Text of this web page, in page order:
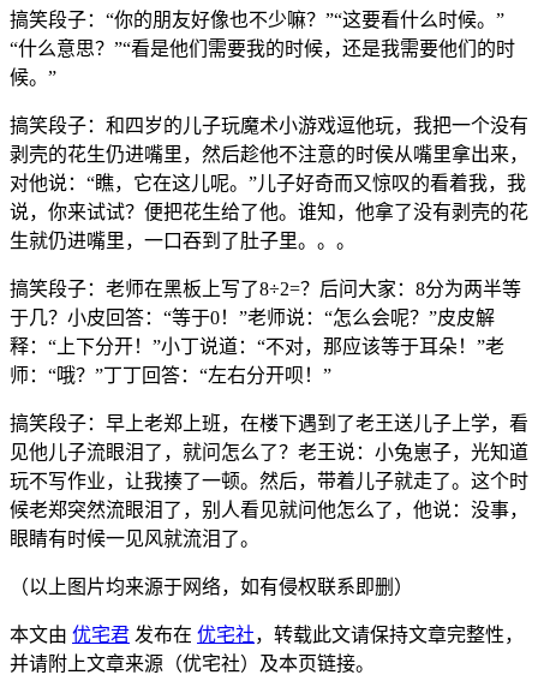
搞笑段子：“你的朋友好像也不少嘛？”“这要看什么时候。”
“什么意思？”“看是他们需要我的时候，还是我需要他们的时
候。”
搞笑段子：和四岁的儿子玩魔术小游戏逗他玩，我把一个没有
剥壳的花生仍进嘴里，然后趁他不注意的时侯从嘴里拿出来，
对他说：“瞧，它在这儿呢。”儿子好奇而又惊叹的看着我，我
说，你来试试？便把花生给了他。谁知，他拿了没有剥壳的花
生就仍进嘴里，一口吞到了肚子里。。。
搞笑段子：老师在黑板上写了8÷2=？后问大家：8分为两半等
于几？小皮回答：“等于0！”老师说：“怎么会呢？”皮皮解
释：“上下分开！”小丁说道：“不对，那应该等于耳朵！”老
师：“哦？”丁丁回答：“左右分开呗！”
搞笑段子：早上老郑上班，在楼下遇到了老王送儿子上学，看
见他儿子流眼泪了，就问怎么了？老王说：小兔崽子，光知道
玩不写作业，让我揍了一顿。然后，带着儿子就走了。这个时
候老郑突然流眼泪了，别人看见就问他怎么了，他说：没事，
眼睛有时候一见风就流泪了。
（以上图片均来源于网络，如有侵权联系即删）
本文由 优宅君 发布在 优宅社，转载此文请保持文章完整性，
并请附上文章来源（优宅社）及本页链接。